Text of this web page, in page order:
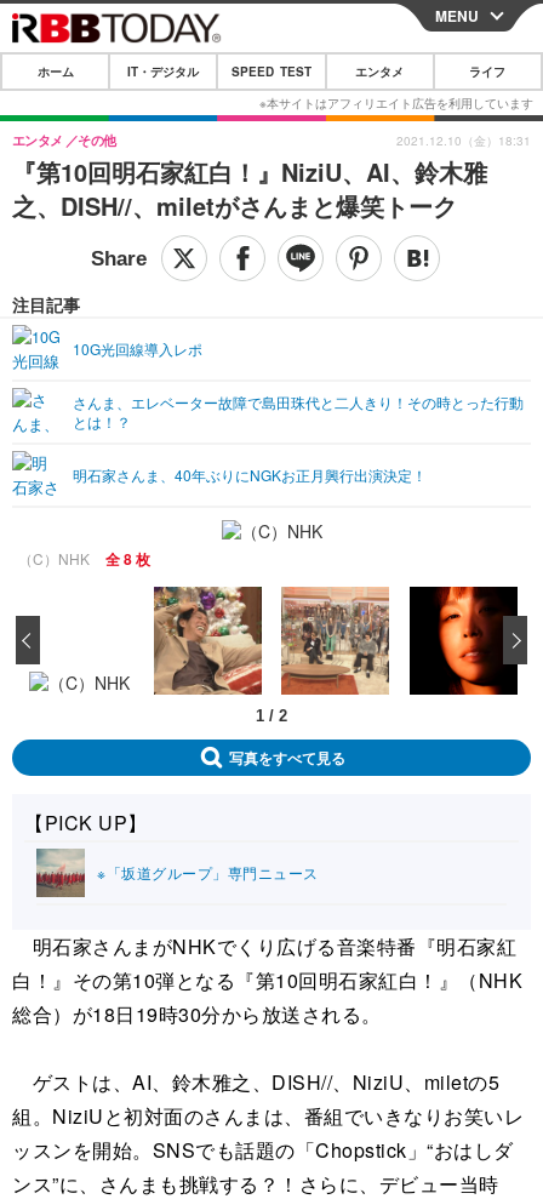
CLOSE
ホーム
IT・デジタル
IT・デジタルTOP スマートフォン
ショッピング その他
SPEED TEST
エンタメTOP 映画・ドラマ
グラビア
ショッピング その他
ライフTOP
その他
リリース一覧
プッシュ通知の停止方法
MENU
ホーム IT・デジタル SPEED TEST エンタメ ライフ
『第10回明石家紅白！』NiziU、AI、鈴木雅
之、DISH//、miletがさんまと爆笑トーク
エンタメ その他
注目記事
10G光回線導入レポ
さんま、エレベーター故障で島田珠代と二人きり！その時とった行動
とは！？
明石家さんま、40年ぶりにNGKお正月興行出演決定！
2021.12.10（金）18:31
（C）NHK 全 8 枚
1 / 2
写真をすべて見る
【PICK UP】
※「坂道グループ」専門ニュース
明石家さんまがNHKでくり広げる音楽特番『明石家紅
白！』その第10弾となる『第10回明石家紅白！』（NHK
総合）が18日19時30分から放送される。
ゲストは、AI、鈴木雅之、DISH//、NiziU、miletの5
組。NiziUと初対面のさんまは、番組でいきなりお笑いレ
ッスンを開始。SNSでも話題の「Chopstick」“おはしダ
ンス”に、さんまも挑戦する？！さらに、デビュー当時